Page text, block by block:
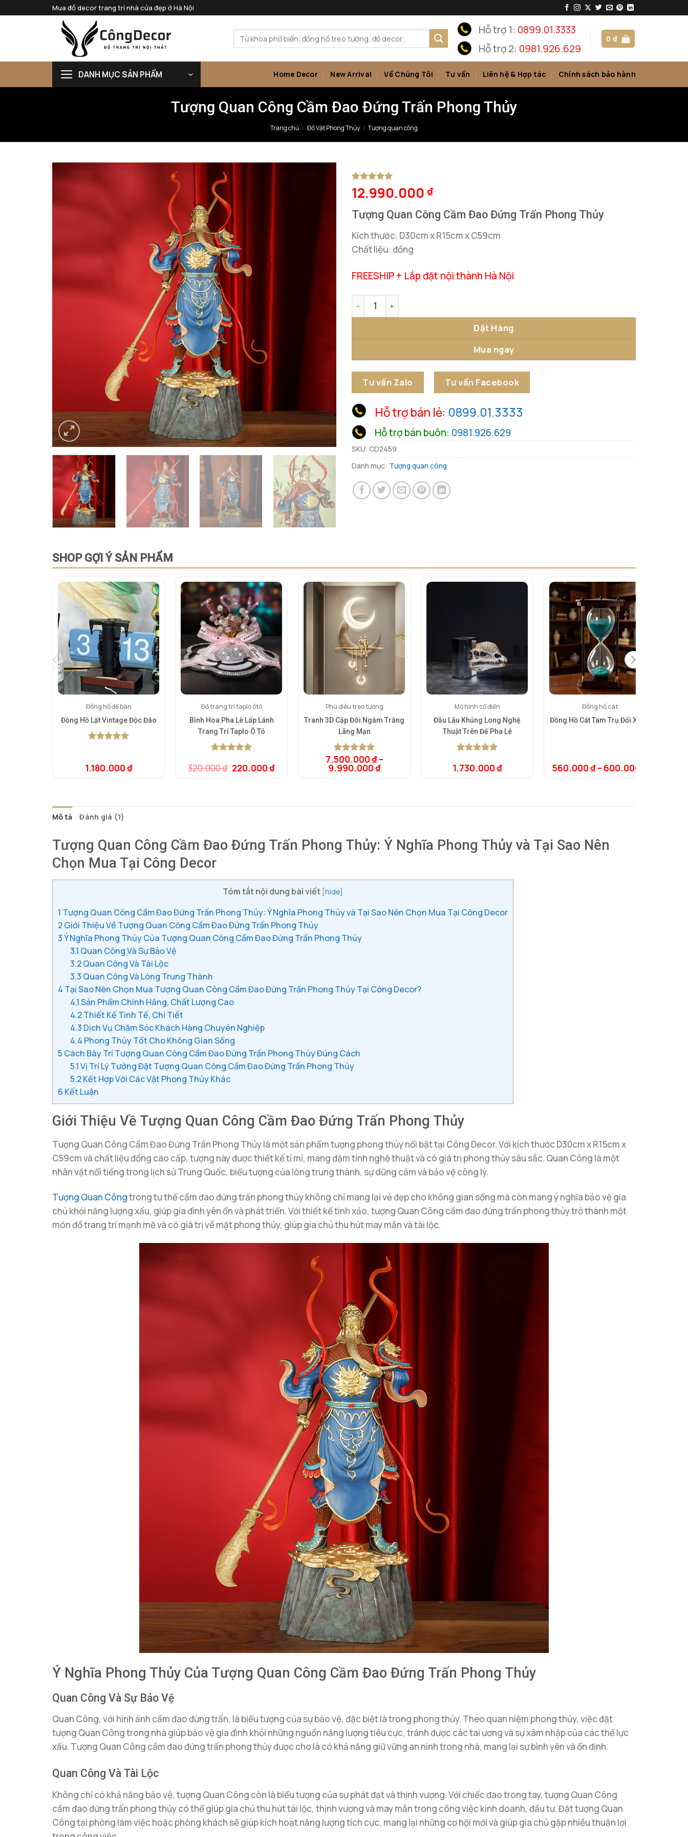
Mua đồ decor trang trí nhà cửa đẹp ở Hà Nội
kiếm:
Hỗ trợ 1: 0899.01.3333
Hỗ trợ 2: 0981.926.629
0₫
DANH MỤC SẢN PHẨM Home Decor New Arrival Về Chúng Tôi Tư vấn Liên hệ & Hợp tác Chính sách bảo hành
Tượng Quan Công Cầm Đao Đứng Trấn Phong Thủy
Trang chủ / Đồ Vật Phong Thủy / Tượng quan công
5trên 5
dựa trên
1
12.990.000 ₫
Tượng Quan Công Cầm Đao Đứng Trấn Phong Thủy
Kích thước: D30cm x R15cm x C59cm
Chất liệu: đồng
FREESHIP + Lắp đặt nội thành Hà Nội
Tượng Quan Công Cầm Đao Đứng Trấn Phong Thủy số lượng
Đặt Hàng
Mua ngay
Tư vấn Zalo Tư vấn Facebook
Hỗ trợ bán lẻ: 0899.01.3333
Hỗ trợ bán buôn: 0981.926.629
SKU: CD2459
Danh mục: Tượng quan công
SHOP GỢI Ý SẢN PHẨM
Đồng hồ để bàn
Đồng Hồ Lật Vintage Độc Đáo
đánh giá
1.180.000₫
Đồ trang trí taplo ôtô
Bình Hoa Pha Lê Lấp Lánh
Trang Trí Taplo Ô Tô
dựa trên
320.000₫ Giá
220.000₫Giá
Phù điêu treo tường
Tranh 3D Cặp Đôi Ngắm Trăng
Lãng Mạn
5.00trên 5
dựa trên
1
7.500.000₫–
9.990.000₫
Mô hình cổ điển
Đầu Lâu Khủng Long Nghệ
Thuật Trên Đế Pha Lê
dựa trên
1.730.000₫
Đồng hồ cát
Đồng Hồ Cát Tam Trụ Đối Xứng
560.000₫– 600.000
Mô tả Đánh giá (1)
Tượng Quan Công Cầm Đao Đứng Trấn Phong Thủy: Ý Nghĩa Phong Thủy và Tại Sao Nên
Chọn Mua Tại Công Decor
Tóm tắt nội dung bài viết [hide]
1 Tượng Quan Công Cầm Đao Đứng Trấn Phong Thủy: Ý Nghĩa Phong Thủy và Tại Sao Nên Chọn Mua Tại Công Decor
2Giới Thiệu Về Tượng Quan Công Cầm Đao Đứng Trấn Phong Thủy
3Ý Nghĩa Phong Thủy Của Tượng Quan Công Cầm Đao Đứng Trấn Phong Thủy
3.1 Quan Công Và Sự Bảo Vệ
3.2Quan Công Và Tài Lộc
3.3 Quan Công Và Lòng Trung Thành
4 Tại Sao Nên Chọn Mua Tượng Quan Công Cầm Đao Đứng Trấn Phong Thủy Tại Công Decor?
4.1Sản Phẩm Chính Hãng, Chất Lượng Cao
4.2Thiết Kế Tinh Tế, Chi Tiết
4.3 Dịch Vụ Chăm Sóc Khách Hàng Chuyên Nghiệp
4.4 Phong Thủy Tốt Cho Không Gian Sống
5 Cách Bày Trí Tượng Quan Công Cầm Đao Đứng Trấn Phong Thủy Đúng Cách
5.1Vị Trí Lý Tưởng Đặt Tượng Quan Công Cầm Đao Đứng Trấn Phong Thủy
5.2Kết Hợp Với Các Vật Phong Thủy Khác
6 Kết Luận
Giới Thiệu Về Tượng Quan Công Cầm Đao Đứng Trấn Phong Thủy
Tượng Quan Công Cầm Đao Đứng Trấn Phong Thủy là một sản phẩm tượng phong thủy nổi bật tại Công Decor. Với kích thước D30cm x R15cm x
C59cm và chất liệu đồng cao cấp, tượng này được thiết kế tỉ mỉ, mang đậm tính nghệ thuật và có giá trị phong thủy sâu sắc. Quan Công là một
nhân vật nổi tiếng trong lịch sử Trung Quốc, biểu tượng của lòng trung thành, sự dũng cảm và bảo vệ công lý.
Tượng Quan Côngtrong tư thế cầm đao đứng trấn phong thủy không chỉ mang lại vẻ đẹp cho không gian sống mà còn mang ý nghĩa bảo vệ gia
chủ khỏi năng lượng xấu, giúp gia đình yên ổn và phát triển. Với thiết kế tinh xảo, tượng Quan Công cầm đao đứng trấn phong thủy trở thành một
món đồ trang trí mạnh mẽ và có giá trị về mặt phong thủy, giúp gia chủ thu hút may mắn và tài lộc.
Ý Nghĩa Phong Thủy Của Tượng Quan Công Cầm Đao Đứng Trấn Phong Thủy
Quan Công Và Sự Bảo Vệ
Quan Công, với hình ảnh cầm đao đứng trấn, là biểu tượng của sự bảo vệ, đặc biệt là trong phong thủy. Theo quan niệm phong thủy, việc đặt
tượng Quan Công trong nhà giúp bảo vệ gia đình khỏi những nguồn năng lượng tiêu cực, tránh được các tai ương và sự xâm nhập của các thế lực
xấu. Tượng Quan Công cầm đao đứng trấn phong thủy được cho là có khả năng giữ vững an ninh trong nhà, mang lại sự bình yên và ổn định.
Quan Công Và Tài Lộc
Không chỉ có khả năng bảo vệ, tượng Quan Công còn là biểu tượng của sự phát đạt và thịnh vượng. Với chiếc đao trong tay, tượng Quan Công
cầm đao đứng trấn phong thủy có thể giúp gia chủ thu hút tài lộc, thịnh vượng và may mắn trong công việc kinh doanh, đầu tư. Đặt tượng Quan
Công tại phòng làm việc hoặc phòng khách sẽ giúp kích hoạt năng lượng tích cực, mang lại những cơ hội mới và giúp gia chủ gặp nhiều thuận lợi